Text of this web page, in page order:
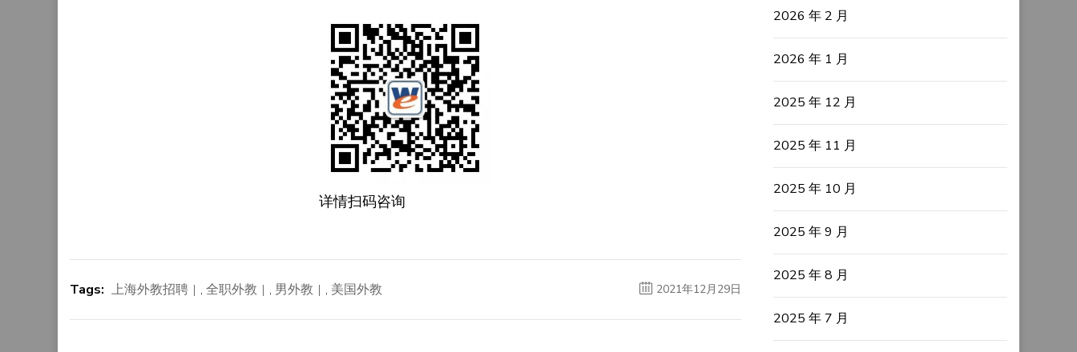
详情扫码咨询
Tags: 上海外教招聘 , 全职外教 , 男外教 , 美国外教 2021年12月29日
2026 年 2 月
2026 年 1 月
2025 年 12 月
2025 年 11 月
2025 年 10 月
2025 年 9 月
2025 年 8 月
2025 年 7 月